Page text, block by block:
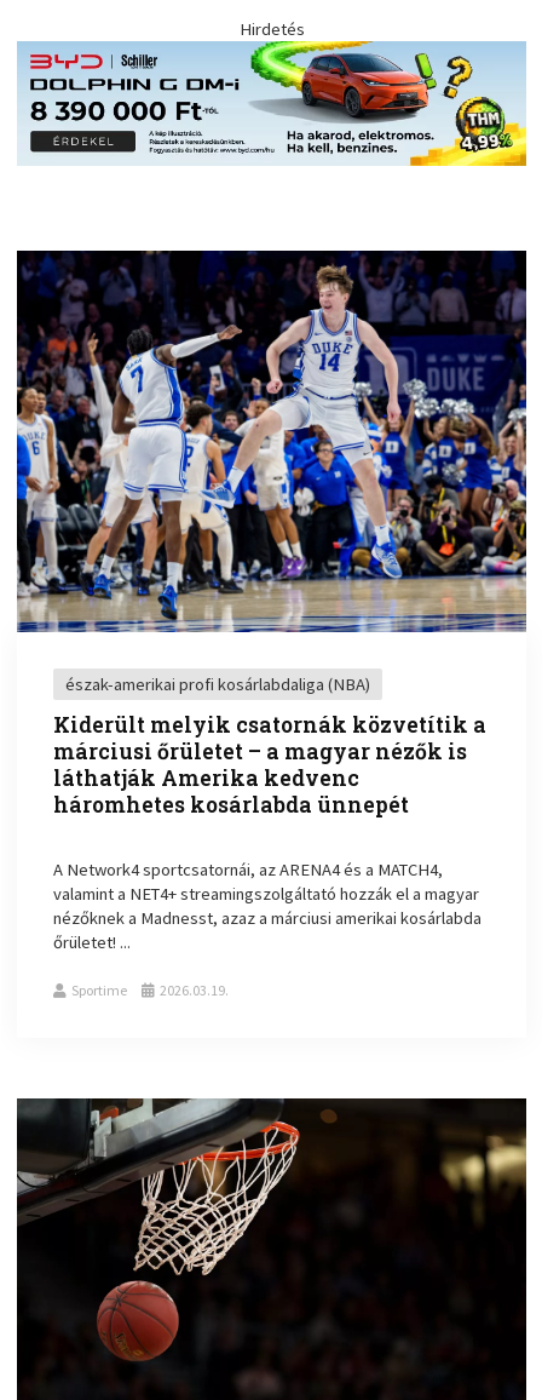
Hirdetés
észak-amerikai profi kosárlabdaliga (NBA)
Kiderült melyik csatornák közvetítik a
márciusi őrületet – a magyar nézők is
láthatják Amerika kedvenc
háromhetes kosárlabda ünnepét
A Network4 sportcsatornái, az ARENA4 és a MATCH4,
valamint a NET4+ streamingszolgáltató hozzák el a magyar
nézőknek a Madnesst, azaz a márciusi amerikai kosárlabda
őrületet! ...
Sportime 2026.03.19.